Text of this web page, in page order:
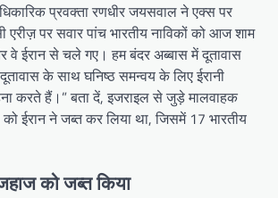
प्रवक्ता रणधीर जयसवाल ने एक्स पर
एरीज़ पर सवार पांच भारतीय नाविकों को आज शाम
वे ईरान से चले गए। हम बंदर अब्बास में दूतावास
के साथ घनिष्ठ समन्वय के लिए ईरानी
करते हैं।” बता दें, इजराइल से जुड़े मालवाहक
ईरान ने जब्त कर लिया था, जिसमें 17 भारतीय
को जब्त किया